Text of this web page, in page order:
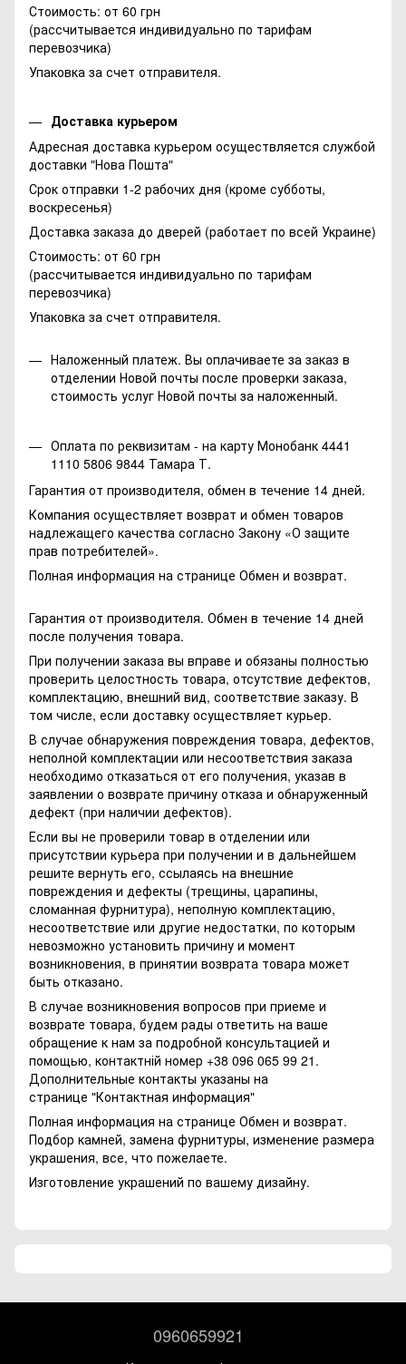
Стоимость: от 60 грн
(рассчитывается индивидуально по тарифам
перевозчика)
Упаковка за счет отправителя.
Доставка курьером
Адресная доставка курьером осуществляется службой
доставки "Нова Пошта"
Срок отправки 1-2 рабочих дня (кроме субботы,
воскресенья)
Доставка заказа до дверей (работает по всей Украине)
Стоимость: от 60 грн
(рассчитывается индивидуально по тарифам
перевозчика)
Упаковка за счет отправителя.
Наложенный платеж. Вы оплачиваете за заказ в
отделении Новой почты после проверки заказа,
стоимость услуг Новой почты за наложенный.
Оплата по реквизитам - на карту Монобанк 4441
1110 5806 9844 Тамара Т.
Гарантия от производителя, обмен в течение 14 дней.
Компания осуществляет возврат и обмен товаров
надлежащего качества согласно Закону «О защите
прав потребителей».
Полная информация на странице Обмен и возврат.
Гарантия от производителя. Обмен в течение 14 дней
после получения товара.
При получении заказа вы вправе и обязаны полностью
проверить целостность товара, отсутствие дефектов,
комплектацию, внешний вид, соответствие заказу. В
том числе, если доставку осуществляет курьер.
В случае обнаружения повреждения товара, дефектов,
неполной комплектации или несоответствия заказа
необходимо отказаться от его получения, указав в
заявлении о возврате причину отказа и обнаруженный
дефект (при наличии дефектов).
Если вы не проверили товар в отделении или
присутствии курьера при получении и в дальнейшем
решите вернуть его, ссылаясь на внешние
повреждения и дефекты (трещины, царапины,
сломанная фурнитура), неполную комплектацию,
несоответствие или другие недостатки, по которым
невозможно установить причину и момент
возникновения, в принятии возврата товара может
быть отказано.
В случае возникновения вопросов при приеме и
возврате товара, будем рады ответить на ваше
обращение к нам за подробной консультацией и
помощью, контактній номер +38 096 065 99 21.
Дополнительные контакты указаны на
странице "Контактная информация"
Полная информация на странице Обмен и возврат.
Подбор камней, замена фурнитуры, изменение размера
украшения, все, что пожелаете.
Изготовление украшений по вашему дизайну.
0960659921